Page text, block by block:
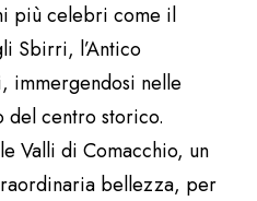
più celebri come il
Sbirri, l’Antico
immergendosi nelle
del centro storico.
Valli di Comacchio, un
bellezza, per